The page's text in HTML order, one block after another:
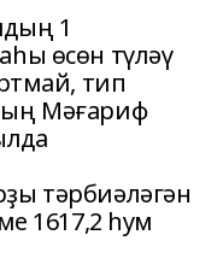
1
өсөн түләү
тип
Мәғариф
тәрбиәләгән
1617,2 һум